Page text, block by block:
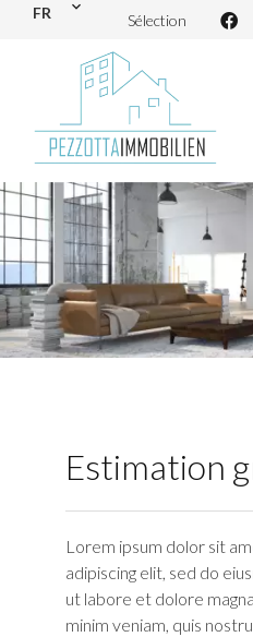
FR Sélection
Estimation
Lorem ipsum dolor sit
adipiscing elit, sed do
ut labore et dolore
minim veniam, quis